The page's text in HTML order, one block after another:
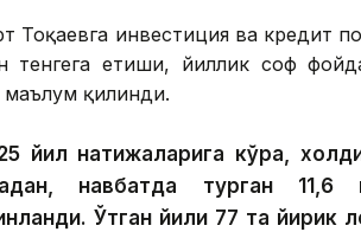
Тоқаевга инвестиция ва кредит
тенгега етиши, йиллик соф
маълум қилинди.
йил натижаларига кўра,
навбатда турган
Ўтган йили 77 та йирик